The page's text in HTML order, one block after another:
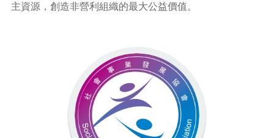
主資源，創造非營利組織的最大公益價值。